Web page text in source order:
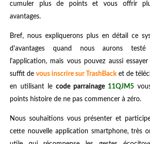
cumuler plus de points et vous offrir
avantages.
Bref, nous expliquerons plus en détail ce
d'avantages quand nous aurons testé
l'application, mais vous pouvez aussi
suffit de vous inscrire sur TrashBacket de
en utilisant le code parrainage 11QJM5
points histoire de ne pas commencer à zéro.
Nous souhaitions vous présenter et
cette nouvelle application smartphone, très